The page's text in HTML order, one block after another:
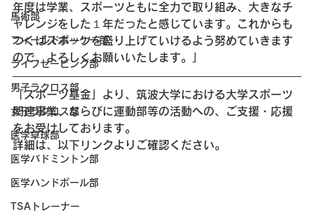
馬術部
フィールドホッケー部
ライフセービング部
男子ラクロス部
女子ラクロス部
医学卓球部
医学バドミントン部
医学ハンドボール部
TSAトレーナー
年度は学業、スポーツともに全力で取り組み、大きなチ
ャレンジをした１年だったと感じています。これからも
つくばスポーツを盛り上げていけるよう努めていきます
ので、よろしくお願いいたします。」
「スポーツ基金」より、筑波大学における大学スポーツ
関連事業、ならびに運動部等の活動への、ご支援・応援
をお受けしております。
詳細は、以下リンクよりご確認ください。